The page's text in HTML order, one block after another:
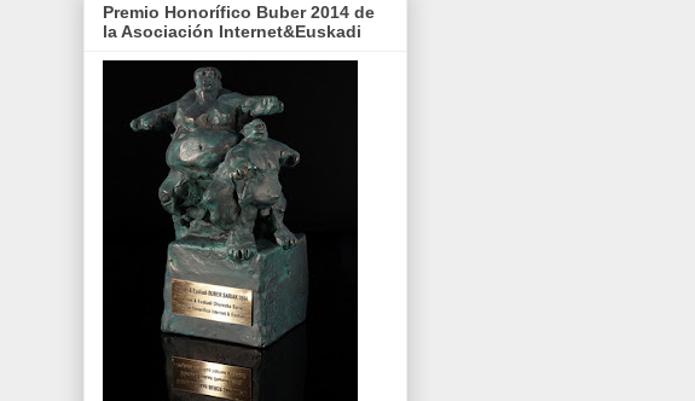
Premio Honorífico Buber 2014 de
la Asociación Internet&Euskadi